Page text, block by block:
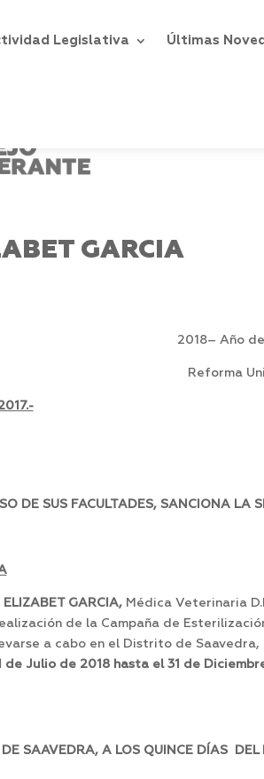
Legislativa Últimas
GARCIA
2018– Año
Reforma
DE SUS FACULTADES, SANCIONA LA
ELIZABET GARCIA, Médica Veterinaria
de la Campaña de
a cabo en el Distrito de Saavedra,
de Julio de 2018 hasta el 31 de
SAAVEDRA, A LOS QUINCE DÍAS DEL